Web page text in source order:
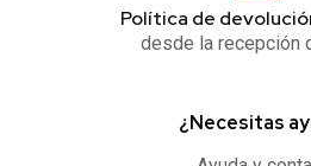
Política de
desde la recepción
¿Necesitas